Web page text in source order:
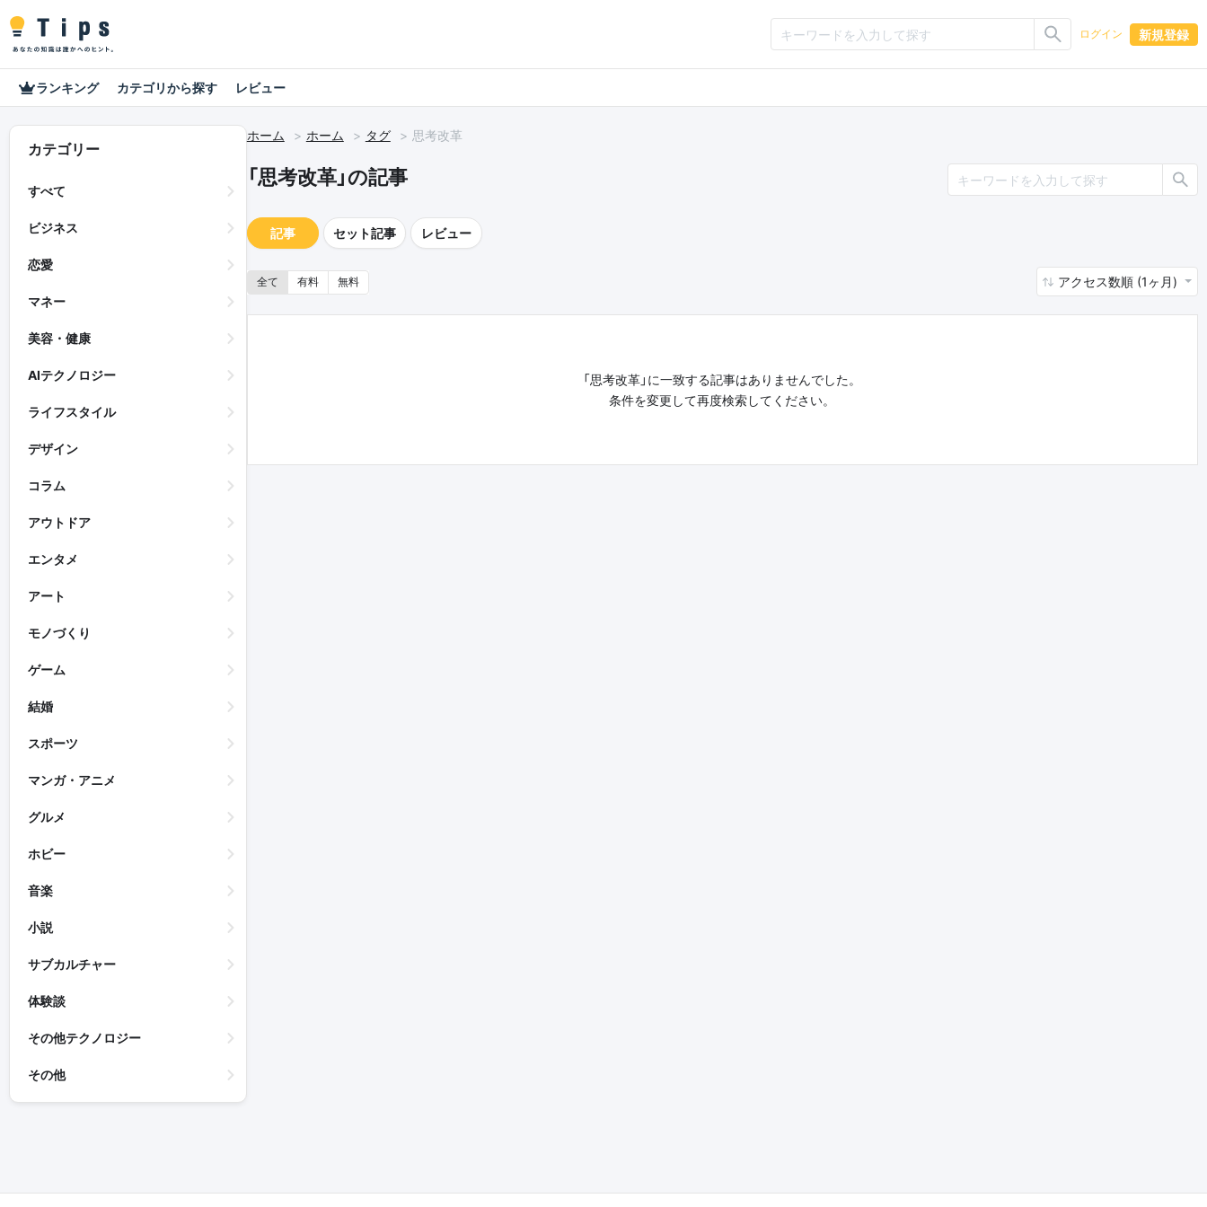
ログイン 新規登録
ランキング カテゴリから探す レビュー
カテゴリー
すべて
ビジネス
恋愛
マネー
美容・健康
AIテクノロジー
ライフスタイル
デザイン
コラム
アウトドア
エンタメ
アート
モノづくり
ゲーム
結婚
スポーツ
マンガ・アニメ
グルメ
ホビー
音楽
小説
サブカルチャー
体験談
その他テクノロジー
その他
ホーム ホーム タグ 思考改革
「思考改革」の記事
記事 セット記事 レビュー
全て 有料 無料 アクセス数順 (1ヶ月)
「思考改革」に一致する記事はありませんでした。
条件を変更して再度検索してください。